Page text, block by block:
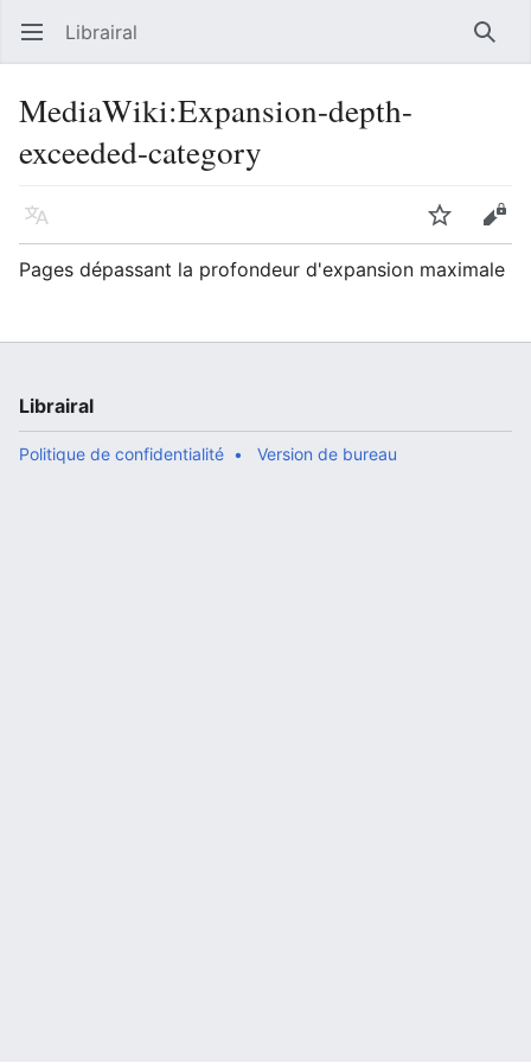
Ouvrir le menu principal Librairal
MediaWiki:Expansion-depth-
exceeded-category
Langue Suivre
Pages dépassant la profondeur d'expansion maximale
Librairal
Politique de confidentialité Version de bureau